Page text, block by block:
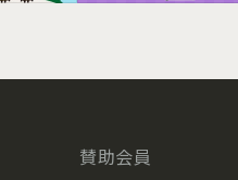
賛助会員